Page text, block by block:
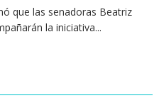
que las senadoras Beatriz
la iniciativa...